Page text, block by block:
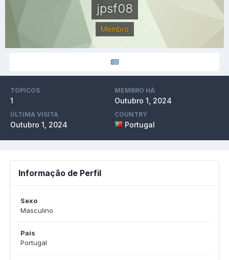
jpsf08
Membro
TÓPICOS
1
MEMBRO HÁ
Outubro 1, 2024
ÚLTIMA VISITA
Outubro 1, 2024
COUNTRY
Portugal
Informação de Perfil
Sexo
Masculino
País
Portugal